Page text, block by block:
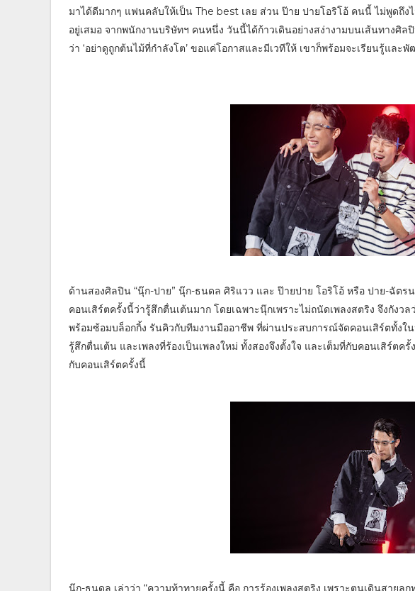
มาได้ดีมากๆ แฟนคลับให้เป็น The best เลย ส่วน ป๊าย ปายโอริโอ้ คนนี้ ไม่พูดถึง
อยู่เสมอ จากพนักงานบริษัทฯ คนหนึ่ง วันนี้ได้ก้าวเดินอย่างสง่างามบนเส้นทางศิล
ว่า ‘อย่าดูถูกต้นไม้ที่กำลังโต’ ขอแค่โอกาสและมีเวทีให้ เขาก็พร้อมจะเรียนรู้และ
ด้านสองศิลปิน “นุ๊ก-ปาย” นุ๊ก-ธนดล ศิริแวว และ ป๊ายปาย โอริโอ้ หรือ ปาย-ฉัตร
คอนเสิร์ตครั้งนี้ว่ารู้สึกตื่นเต้นมาก โดยเฉพาะนุ๊กเพราะไม่ถนัดเพลงสตริง จึงกังว
พร้อมซ้อมบล็อกกิ้ง รันคิวกับทีมงานมืออาชีพ ที่ผ่านประสบการณ์จัดคอนเสิร์ตทั้งใ
รู้สึกตื่นเต้น และเพลงที่ร้องเป็นเพลงใหม่ ทั้งสองจึงตั้งใจ และเต็มที่กับคอนเสิร์ต
กับคอนเสิร์ตครั้งนี้
นุ๊ก-ธนดล เล่าว่า “ความท้าทายครั้งนี้ คือ การร้องเพลงสตริง เพราะตนเดินสายลู